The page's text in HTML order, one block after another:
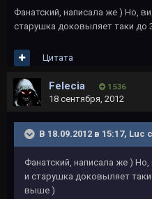
Фанатский, написала же ) Но,
старушка доковыляет таки до
Цитата
Felecia 1 536
18 сентября, 2012
В 18.09.2012 в 15:17, Luc
Фанатский, написала же )
и старушка доковыляет
выше )